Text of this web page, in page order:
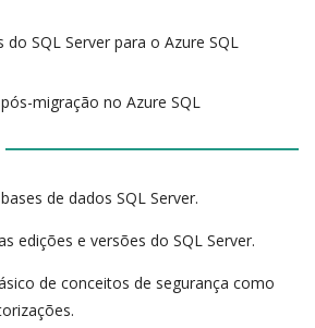
SQL Server para o Azure SQL
migração no Azure SQL
de dados SQL Server.
edições e versões do SQL Server.
de conceitos de segurança como